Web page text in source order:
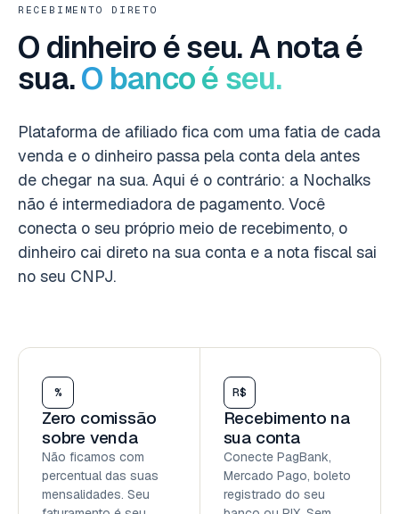
RECEBIMENTO DIRETO
O dinheiro é seu. A nota é
sua.O banco é seu.
Plataforma de afiliado fica com uma fatia de cada
venda e o dinheiro passa pela conta dela antes
de chegar na sua. Aqui é o contrário: a Nochalks
não é intermediadora de pagamento. Você
conecta o seu próprio meio de recebimento, o
dinheiro cai direto na sua conta e a nota fiscal sai
no seu CNPJ.
%
Zero comissão
sobre venda
Não ficamos com
percentual das suas
mensalidades. Seu
R$
Recebimento na
sua conta
Conecte PagBank,
Mercado Pago, boleto
registrado do seu